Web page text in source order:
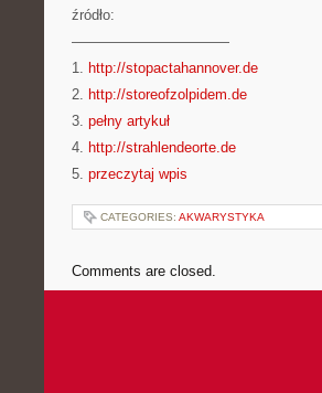
źródło:
———————————
1. http://stopactahannover.de
2. http://storeofzolpidem.de
3. pełny artykuł
4. http://strahlendeorte.de
5. przeczytaj wpis
CATEGORIES: AKWARYSTYKA
Comments are closed.